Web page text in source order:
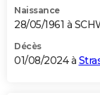
Naissance
28/05/1961 à
Décès
01/08/2024 à